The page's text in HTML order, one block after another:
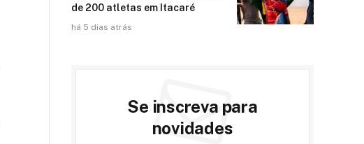
de 200 atletas em Itacaré
há 5 dias atrás
Se inscreva para
novidades